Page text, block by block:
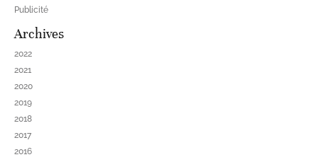
Publicité
Archives
2022
2021
2020
2019
2018
2017
2016